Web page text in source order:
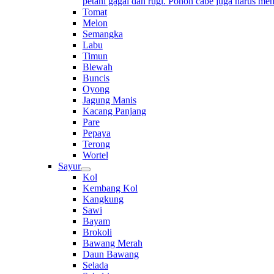
Tomat
Melon
Semangka
Labu
Timun
Blewah
Buncis
Oyong
Jagung Manis
Kacang Panjang
Pare
Pepaya
Terong
Wortel
Sayur
Kol
Kembang Kol
Kangkung
Sawi
Bayam
Brokoli
Bawang Merah
Daun Bawang
Selada